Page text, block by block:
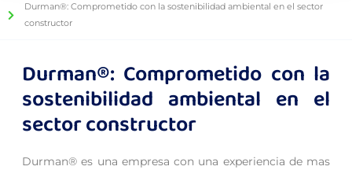
Durman®: Comprometido con la sostenibilidad ambiental en el sector
constructor
Durman®: Comprometido con la
sostenibilidad ambiental en el
sector constructor
Durman® es una empresa con una experiencia de mas